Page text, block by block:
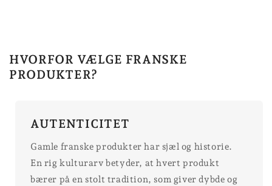
HVORFOR VÆLGE FRANSKE
PRODUKTER?
AUTENTICITET
Gamle franske produkter har sjæl og historie.
En rig kulturarv betyder, at hvert produkt
bærer på en stolt tradition, som giver dybde og